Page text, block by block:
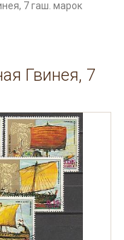
7 гаш. марок
Гвинея, 7